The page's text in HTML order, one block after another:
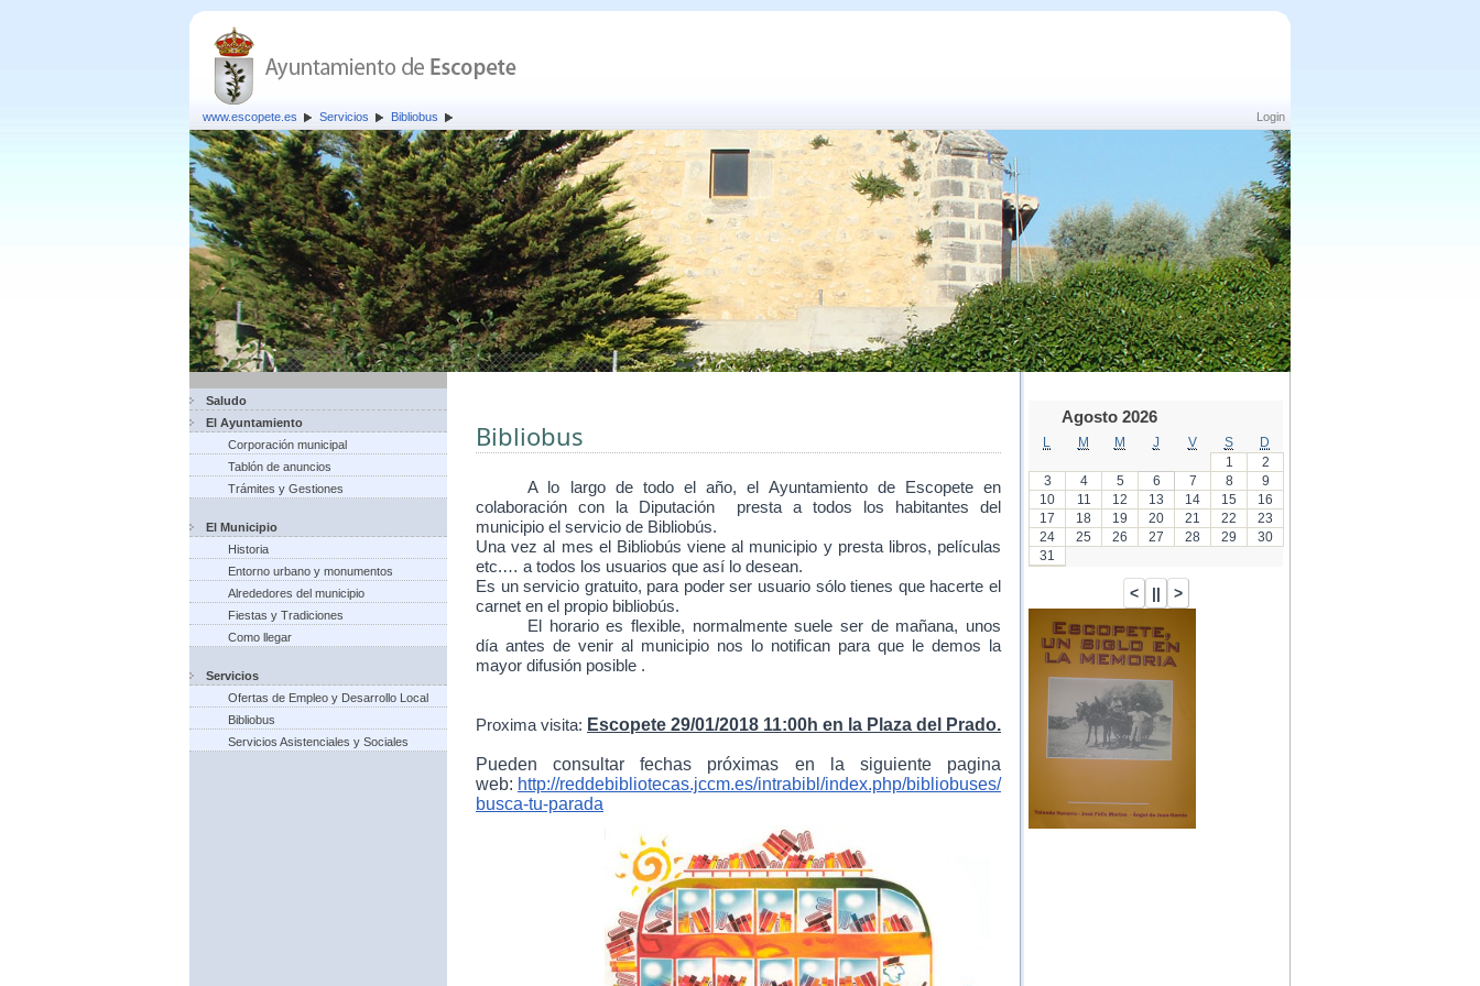
Login
www.escopete.es Servicios Bibliobus
Saludo
El Ayuntamiento
Corporación municipal
Tablón de anuncios
Trámites y Gestiones
El Municipio
Historia
Entorno urbano y monumentos
Alrededores del municipio
Fiestas y Tradiciones
Como llegar
Servicios
Ofertas de Empleo y Desarrollo Local
Bibliobus
Servicios Asistenciales y Sociales
Bibliobus
A lo largo de todo el
año, el Ayuntamiento de Escopete en
colaboración con la Diputación presta a todos los habitantes del
municipio el servicio de Bibliobús.
Una vez al mes el Bibliobús viene al municipio y presta libros, películas
etc.… a todos los usuarios que así lo desean.
Es un servicio gratuito, para poder ser usuario sólo tienes que hacerte el
carnet en el propio bibliobús.
El horario es flexible, normalmente suele ser de mañana, unos
día antes de venir al municipio nos lo notifican para que le demos la
mayor difusión posible .
Proxima visita: Escopete 29/01/2018 11:00h en la Plaza del Prado.
Pueden consultar fechas próximas en la siguiente pagina
web: http://reddebibliotecas.jccm.es/intrabibl/index.php/bibliobuses/
busca-tu-parada
Agosto 2026
M M J V S
D
1
2
3
4 5 6 7 8
9
10
11 12 13 14 15
16
17
18 19 20 21 22
23
24
25 26 27 28 29
30
31